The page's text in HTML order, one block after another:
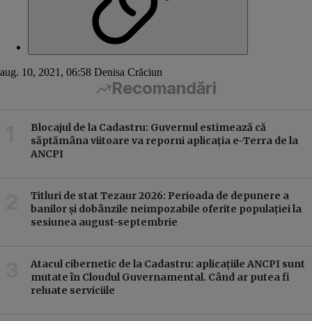
aug. 10, 2021, 06:58 Denisa Crăciun
Recomandări
Blocajul de la Cadastru: Guvernul estimează că
săptămâna viitoare va reporni aplicația e-Terra de la
ANCPI
Titluri de stat Tezaur 2026: Perioada de depunere a
banilor și dobânzile neimpozabile oferite populației la
sesiunea august-septembrie
Atacul cibernetic de la Cadastru: aplicațiile ANCPI sunt
mutate în Cloudul Guvernamental. Când ar putea fi
reluate serviciile